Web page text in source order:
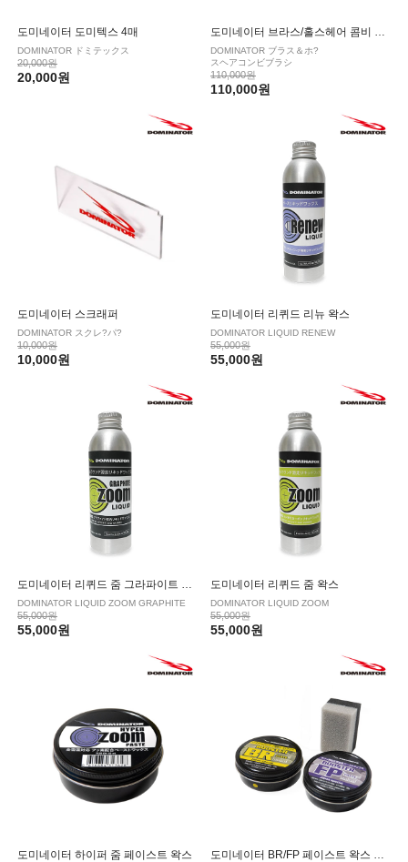
도미네이터 도미텍스 4매
DOMINATOR ドミテックス
20,000원
20,000원
도미네이터 브라스/홀스헤어 콤비 브러시
DOMINATOR ブラス＆ホ?
スヘアコンビブラシ
110,000원
110,000원
도미네이터 스크래퍼
DOMINATOR スクレ?パ?
10,000원
10,000원
도미네이터 리퀴드 리뉴 왁스
DOMINATOR LIQUID RENEW
55,000원
55,000원
도미네이터 리퀴드 줌 그라파이트 왁스
DOMINATOR LIQUID ZOOM GRAPHITE
55,000원
55,000원
도미네이터 리퀴드 줌 왁스
DOMINATOR LIQUID ZOOM
55,000원
55,000원
도미네이터 하이퍼 줌 페이스트 왁스 도미네이터 BR/FP 페이스트 왁스 세트